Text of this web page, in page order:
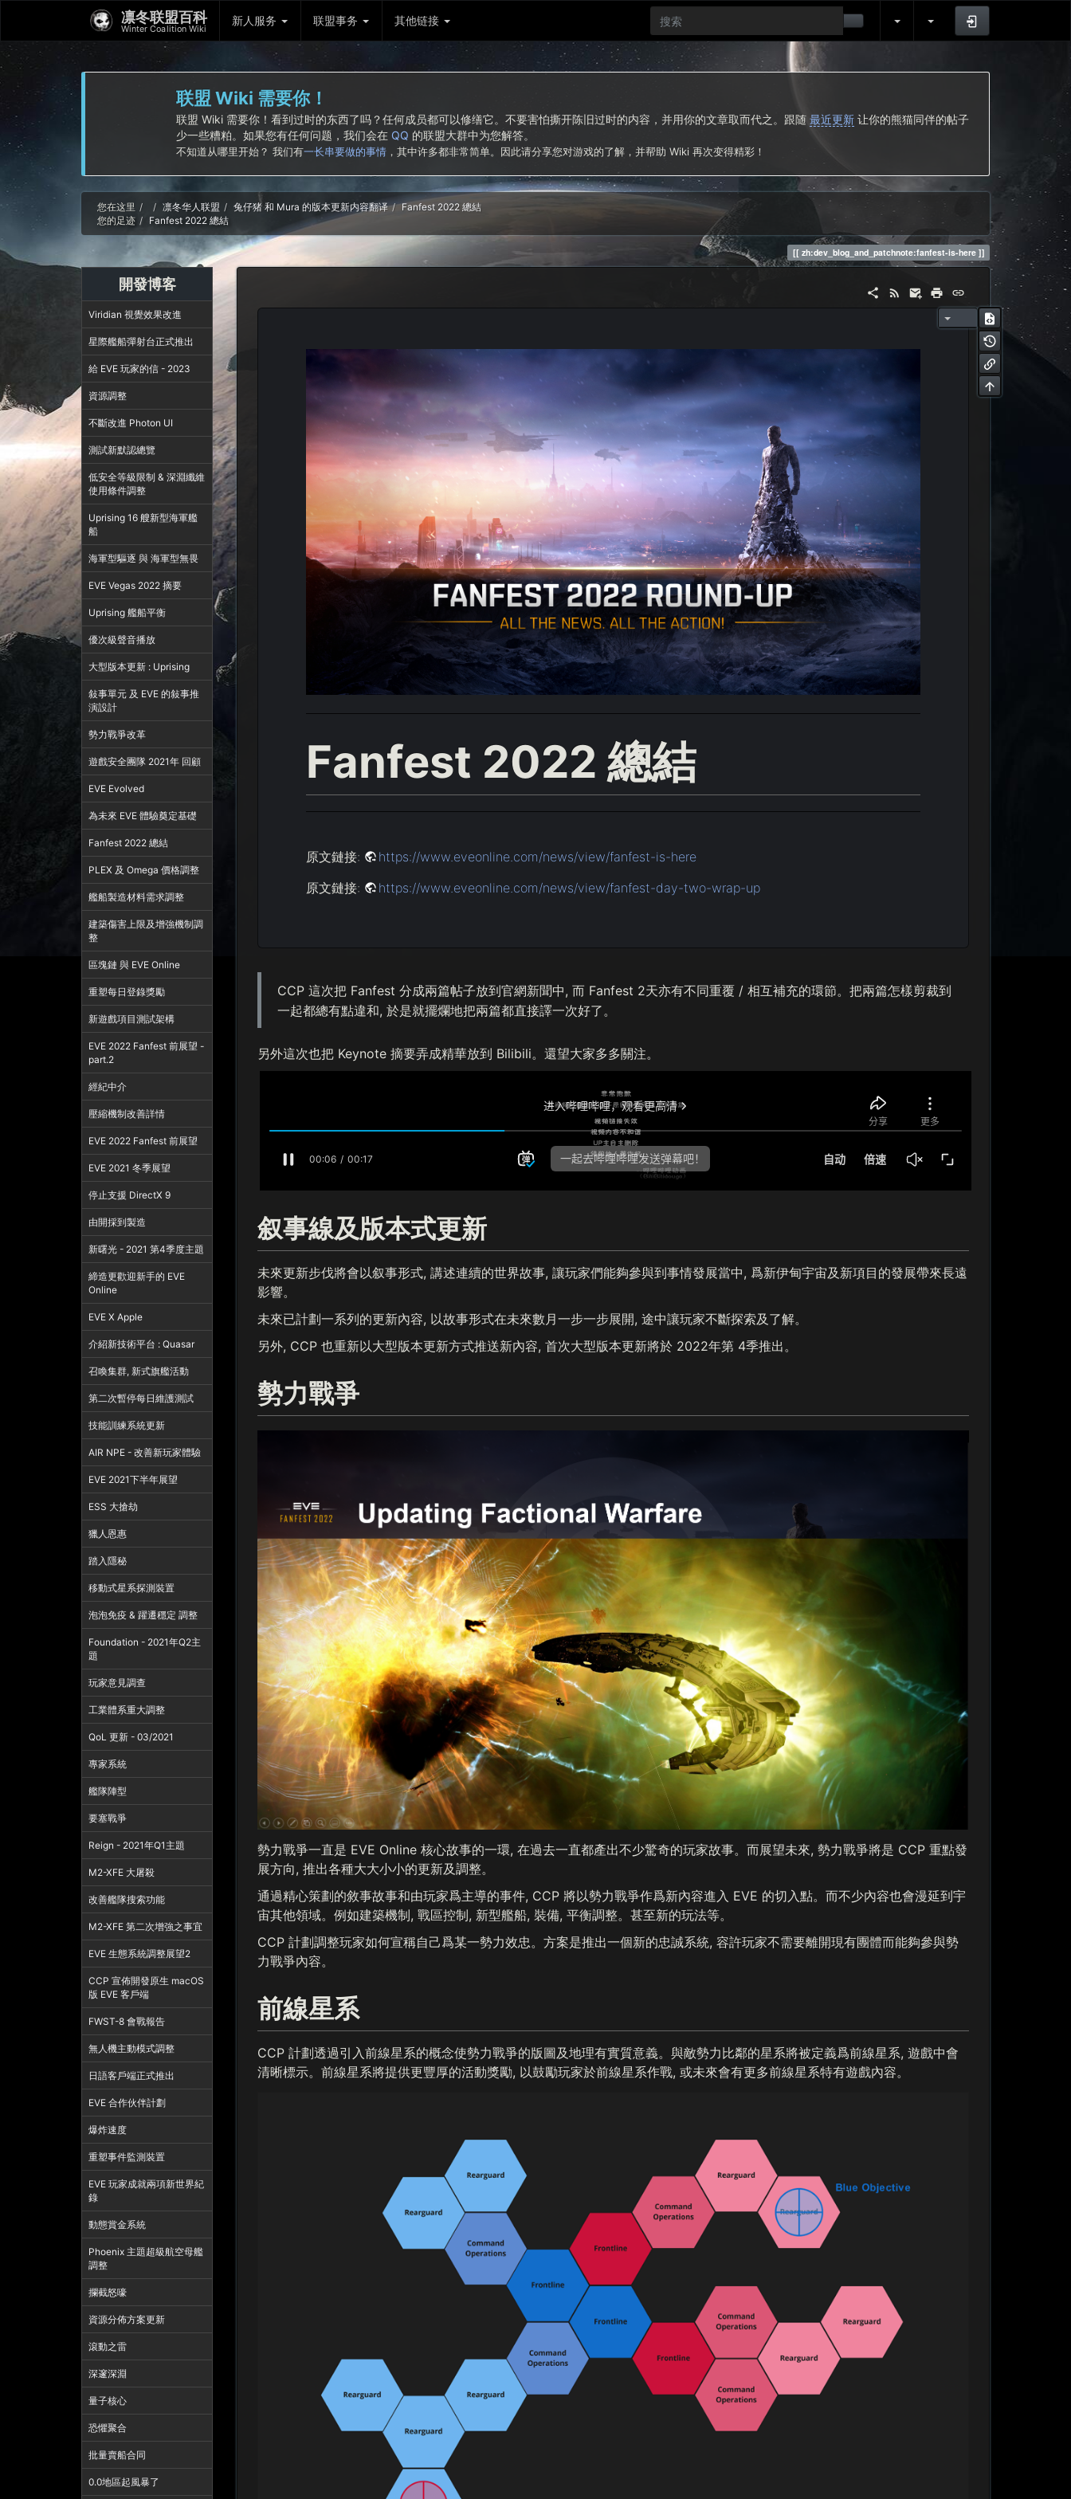
凛冬联盟百科
Winter Coalition Wiki
新人服务 联盟事务 其他链接
联盟 Wiki 需要你！
联盟 Wiki 需要你！看到过时的东西了吗？任何成员都可以修缮它。不要害怕撕开陈旧过时的内容，并用你的文章取而代之。跟随 最近更新让你的熊猫同伴的帖子
少一些糟粕。如果您有任何问题，我们会在 QQ 的联盟大群中为您解答。
不知道从哪里开始？ 我们有一长串要做的事情，其中许多都非常简单。因此请分享您对游戏的了解，并帮助 Wiki 再次变得精彩！
您在这里 Home凛冬华人联盟 兔仔猪 和 Mura 的版本更新内容翻译
Fanfest 2022 總結
您的足迹
Fanfest 2022 總結
zh:dev_blog_and_patchnote:fanfest-is-here
開發博客
Viridian 視覺效果改進
星際艦船彈射台正式推出
給 EVE 玩家的信 - 2023
資源調整
不斷改進 Photon UI
測試新默認總覽
低安全等級限制 & 深淵纖維
使用條件調整
Uprising 16 艘新型海軍艦
船
海軍型驅逐 與 海軍型無畏
EVE Vegas 2022 摘要
Uprising 艦船平衡
優次級聲音播放
大型版本更新 : Uprising
敍事單元 及 EVE 的敍事推
演設計
勢力戰爭改革
遊戲安全團隊 2021年 回顧
EVE Evolved
為未來 EVE 體驗奠定基礎
Fanfest 2022 總結
PLEX 及 Omega 價格調整
艦船製造材料需求調整
建築傷害上限及增強機制調
整
區塊鏈 與 EVE Online
重塑每日登錄獎勵
新遊戲項目測試架構
EVE 2022 Fanfest 前展望 -
part.2
經紀中介
壓縮機制改善詳情
EVE 2022 Fanfest 前展望
EVE 2021 冬季展望
停止支援 DirectX 9
由開採到製造
新曙光 - 2021 第4季度主題
締造更歡迎新手的 EVE
Online
EVE X Apple
介紹新技術平台 : Quasar
召喚集群, 新式旗艦活動
第二次暫停每日維護測試
技能訓練系統更新
AIR NPE - 改善新玩家體驗
EVE 2021下半年展望
ESS 大搶劫
獵人恩惠
踏入隱秘
移動式星系探測裝置
泡泡免疫 & 躍遷穩定 調整
Foundation - 2021年Q2主
題
玩家意見調查
工業體系重大調整
QoL 更新 - 03/2021
專家系統
艦隊陣型
要塞戰爭
Reign - 2021年Q1主題
M2-XFE 大屠殺
改善艦隊搜索功能
M2-XFE 第二次增強之事宜
EVE 生態系統調整展望2
CCP 宣佈開發原生 macOS
版 EVE 客戶端
FWST-8 會戰報告
無人機主動模式調整
日語客戶端正式推出
EVE 合作伙伴計劃
爆炸速度
重塑事件監測裝置
EVE 玩家成就兩項新世界紀
錄
動態賞金系統
Phoenix 主題超級航空母艦
調整
攔截怒嚎
資源分佈方案更新
滾動之雷
深邃深淵
量子核心
恐懼聚合
批量賣船合同
0.0地區起風暴了
Fanfest 2022 總結
原文鏈接:
https://www.eveonline.com/news/view/fanfest-is-here
原文鏈接:
https://www.eveonline.com/news/view/fanfest-day-two-wrap-up
CCP 這次把 Fanfest 分成兩篇帖子放到官網新聞中, 而 Fanfest 2天亦有不同重覆 / 相互補充的環節。把兩篇怎樣剪裁到
一起都總有點違和, 於是就擺爛地把兩篇都直接譯一次好了。
另外這次也把 Keynote 摘要弄成精華放到 Bilibili。還望大家多多關注。
叙事線及版本式更新
未來更新步伐將會以叙事形式, 講述連續的世界故事, 讓玩家們能夠參與到事情發展當中, 爲新伊甸宇宙及新項目的發展帶來長遠
影響。
未來已計劃一系列的更新內容, 以故事形式在未來數月一步一步展開, 途中讓玩家不斷探索及了解。
另外, CCP 也重新以大型版本更新方式推送新內容, 首次大型版本更新將於 2022年第 4季推出。
勢力戰爭
勢力戰爭一直是 EVE Online 核心故事的一環, 在過去一直都產出不少驚奇的玩家故事。而展望未來, 勢力戰爭將是 CCP 重點發
展方向, 推出各種大大小小的更新及調整。
通過精心策劃的敘事故事和由玩家爲主導的事件, CCP 將以勢力戰爭作爲新內容進入 EVE 的切入點。而不少內容也會漫延到宇
宙其他領域。例如建築機制, 戰區控制, 新型艦船, 裝備, 平衡調整。甚至新的玩法等。
CCP 計劃調整玩家如何宣稱自己爲某一勢力效忠。方案是推出一個新的忠誠系統, 容許玩家不需要離開現有團體而能夠參與勢
力戰爭內容。
前線星系
CCP 計劃透過引入前線星系的概念使勢力戰爭的版圖及地理有實質意義。與敵勢力比鄰的星系將被定義爲前線星系, 遊戲中會
清晰標示。前線星系將提供更豐厚的活動獎勵, 以鼓勵玩家於前線星系作戰, 或未來會有更多前線星系特有遊戲內容。